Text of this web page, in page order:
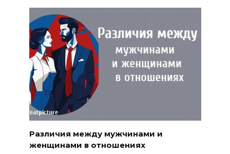
Различия между мужчинами и
женщинами в отношениях